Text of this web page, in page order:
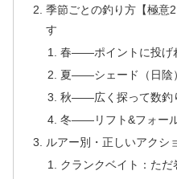
季節ごとの釣り方【極意
す
春——ポイントに投げ
夏——シェード（日陰
秋——広く探って数釣
冬——リフト&フォー
ルアー別・正しいアクシ
クランクベイト：た